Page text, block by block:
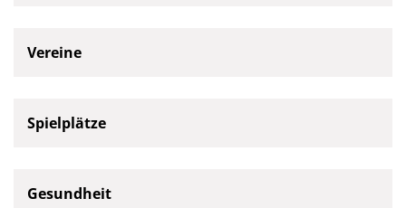
Vereine
Spielplätze
Gesundheit